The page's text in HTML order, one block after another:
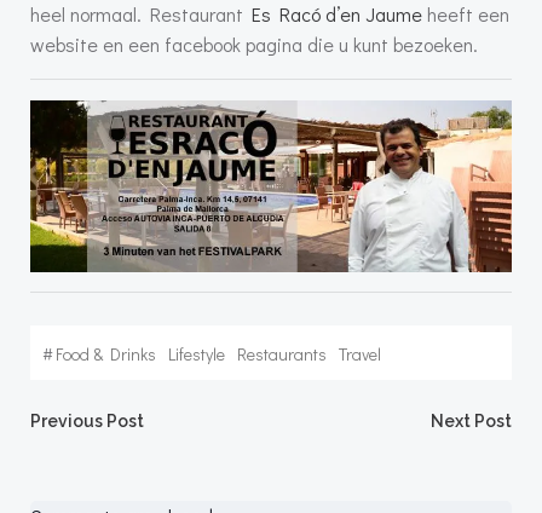
heel normaal. Restaurant Es Racó d’en Jaume heeft een
website en een facebook pagina die u kunt bezoeken.
#Food & Drinks Lifestyle Restaurants Travel
Bericht
Previous Post
BerichtNext Post